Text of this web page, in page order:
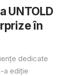
UNTOLD
în
dedicate
a ediție